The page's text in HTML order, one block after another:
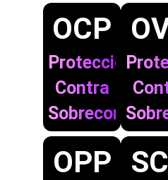
OCP
Protección
Contra
Sobrecorriente
OPP